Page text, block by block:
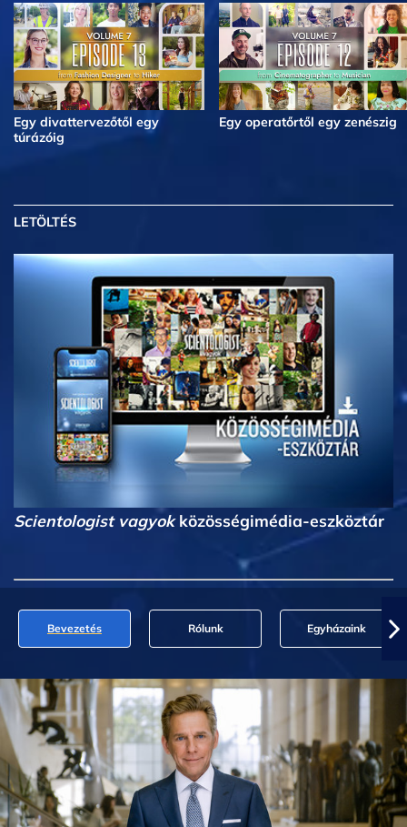
Egy divattervezőtől egy
túrázóig
Egy operatőrtől egy zenészig
LETÖLTÉS
Scientologist vagyokközösségimédia-eszköztár
Bevezetés Rólunk Egyházaink